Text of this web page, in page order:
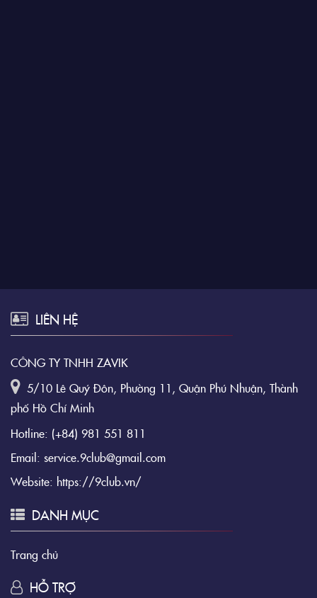
LIÊN HỆ
CÔNG TY TNHH ZAVIK
5/10 Lê Quý Đôn, Phường 11, Quận Phú Nhuận, Thành
phố Hồ Chí Minh
Hotline: (+84) 981 551 811
Email: service.9club@gmail.com
Website: https://9club.vn/
DANH MỤC
Trang chủ
HỖ TRỢ